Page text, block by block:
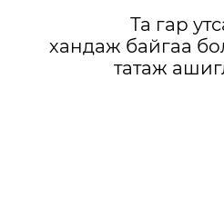
Та гар
хандаж байгаа
татаж